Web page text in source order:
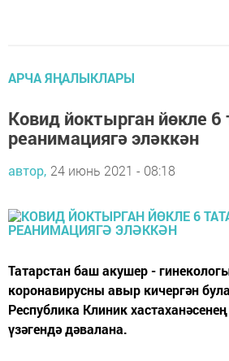
АРЧА ЯҢАЛЫКЛАРЫ
Ковид йоктырган йөкле 6
реанимациягә эләккән
автор, 24 июнь 2021 - 08:18
Татарстан баш акушер -
коронавирусны авыр кичергән
Республика Клиник
үзәгендә дәвалана.